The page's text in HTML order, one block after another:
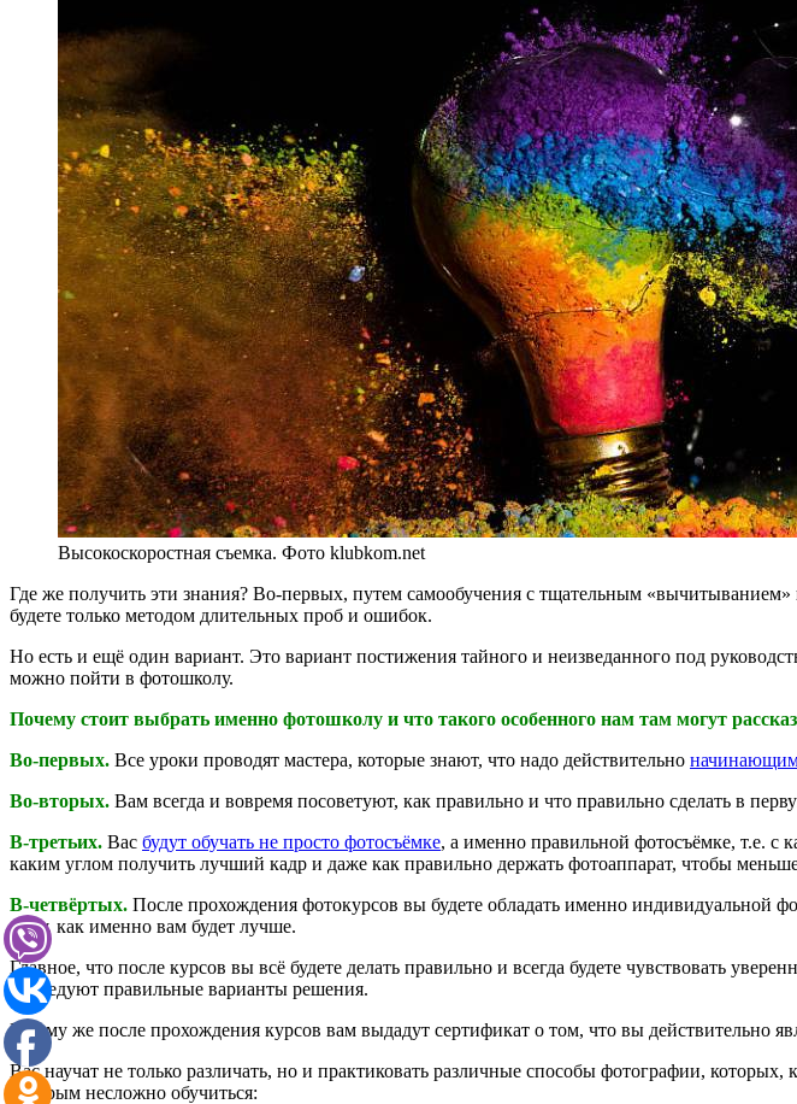
Высокоскоростная съемка. Фото klubkom.net
Где же получить эти знания? Во-первых, путем самообучения с тщательным
будете только методом длительных проб и ошибок.
Но есть и ещё один вариант. Это вариант постижения тайного и неизведанного под
можно пойти в фотошколу.
Почему стоит выбрать именно фотошколу и что такого особенного нам там могут
Во-первых. Все уроки проводят мастера, которые знают, что надо действительно
Во-вторых. Вам всегда и вовремя посоветуют, как правильно и что правильно сделать в
В-третьих. Вас будут обучать не просто фотосъёмке, а именно правильной фотосъёмке, т.е. с
каким углом получить лучший кадр и даже как правильно держать фотоаппарат, чтобы
В-четвёртых. После прохождения фотокурсов вы будете обладать именно индивидуальной
тому, как именно вам будет лучше.
Главное, что после курсов вы всё будете делать правильно и всегда будете чувствовать
последуют правильные варианты решения.
К тому же после прохождения курсов вам выдадут сертификат о том, что вы
Вас научат не только различать, но и практиковать различные способы фотографии,
которым несложно обучиться: